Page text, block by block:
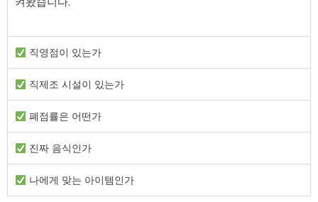
직영점이 있는가
직제조 시설이 있는가
폐점률은 어떤가
진짜 음식인가
나에게 맞는 아이템인가